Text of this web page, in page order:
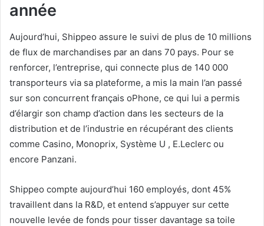
année
Aujourd’hui, Shippeo assure le suivi de plus de 10 millions
de flux de marchandises par an dans 70 pays. Pour se
renforcer, l’entreprise, qui connecte plus de 140 000
transporteurs via sa plateforme, a mis la main l’an passé
sur son concurrent français oPhone, ce qui lui a permis
d’élargir son champ d’action dans les secteurs de la
distribution et de l’industrie en récupérant des clients
comme Casino, Monoprix, Système U , E.Leclerc ou
encore Panzani.
Shippeo compte aujourd’hui 160 employés, dont 45%
travaillent dans la R&D, et entend s’appuyer sur cette
nouvelle levée de fonds pour tisser davantage sa toile